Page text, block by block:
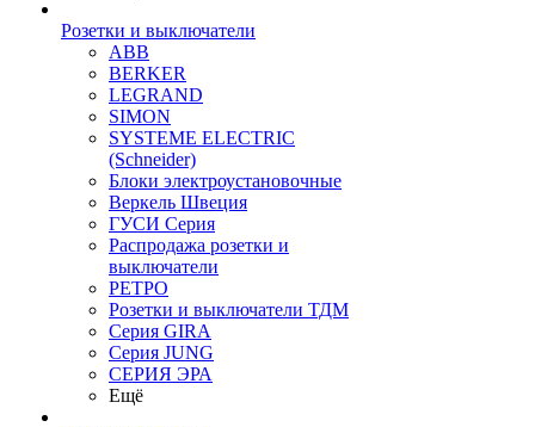
Розетки и выключатели
ABB
BERKER
LEGRAND
SIMON
SYSTEME ELECTRIC
(Schneider)
Блоки электроустановочные
Веркель Швеция
ГУСИ Серия
Распродажа розетки и
выключатели
РЕТРО
Розетки и выключатели ТДМ
Серия GIRA
Серия JUNG
СЕРИЯ ЭРА
Ещё